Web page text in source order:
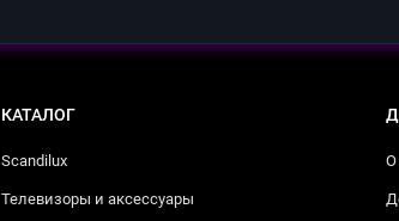
КАТАЛОГ
Scandilux
Телевизоры и аксессуары
О